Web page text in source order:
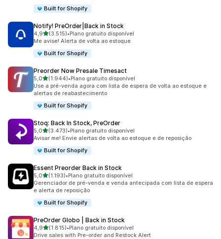
Built for Shopify
Notify! PreOrder|Back in Stock
4,9de 5 estrelas
(3.515)
3515 avaliações ao todo
•Plano gratuito disponível
Me avise! Alerta de volta ao estoque.
Built for Shopify
Preorder Now Presale Timesact
5,0de 5 estrelas
(1.944)
1944 avaliações ao todo
•Plano gratuito disponível
Use a pré-venda agora com lista de espera de volta ao estoque e
alertas de reabastecimento
Built for Shopify
Stoq: Back In Stock, PreOrder
5,0de 5 estrelas
(3.473)
3473 avaliações ao todo
•Plano gratuito disponível
Avisar me! Envie alertas de volta ao estoque e de reposição
Built for Shopify
Essent Preorder Back in Stock
5,0de 5 estrelas
(1.193)
1193 avaliações ao todo
•Plano gratuito disponível
Gerenciador de pré-venda e venda antecipada com lista de espera
e alerta de reposição
Built for Shopify
PreOrder Globo | Back in Stock
4,9de 5 estrelas
(1.815)
1815 avaliações ao todo
•Plano gratuito disponível
Drive sales with Pre-order and Restock Alert